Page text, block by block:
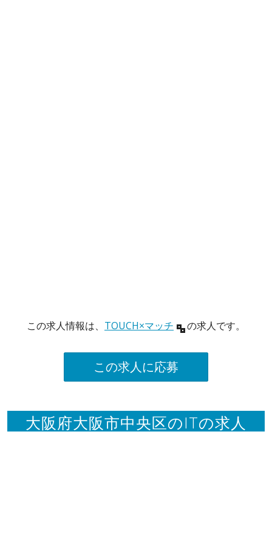
この求人情報は、 TOUCH×マッチ の求人です。
この求人に応募
大阪府大阪市中央区のITの求人